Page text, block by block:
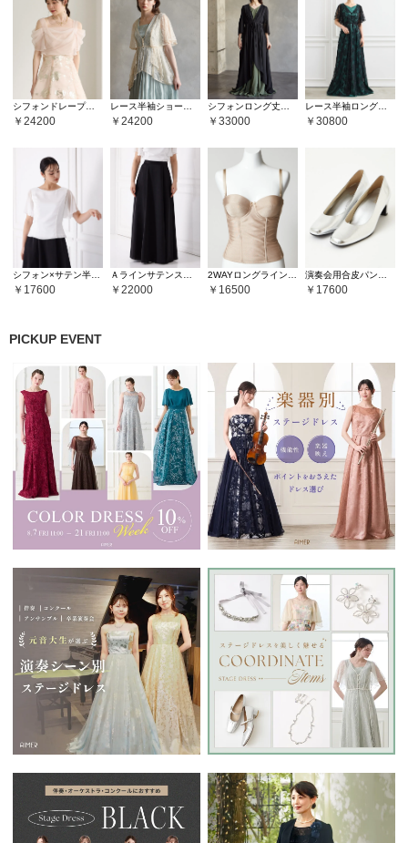
シフォンドレープトップス
24200
レース半袖ショート丈ジレ
24200
シフォンロング丈ジレ
33000
レース半袖ロング丈ジレ
30800
17600 22000 16500 17600
PICKUP EVENT